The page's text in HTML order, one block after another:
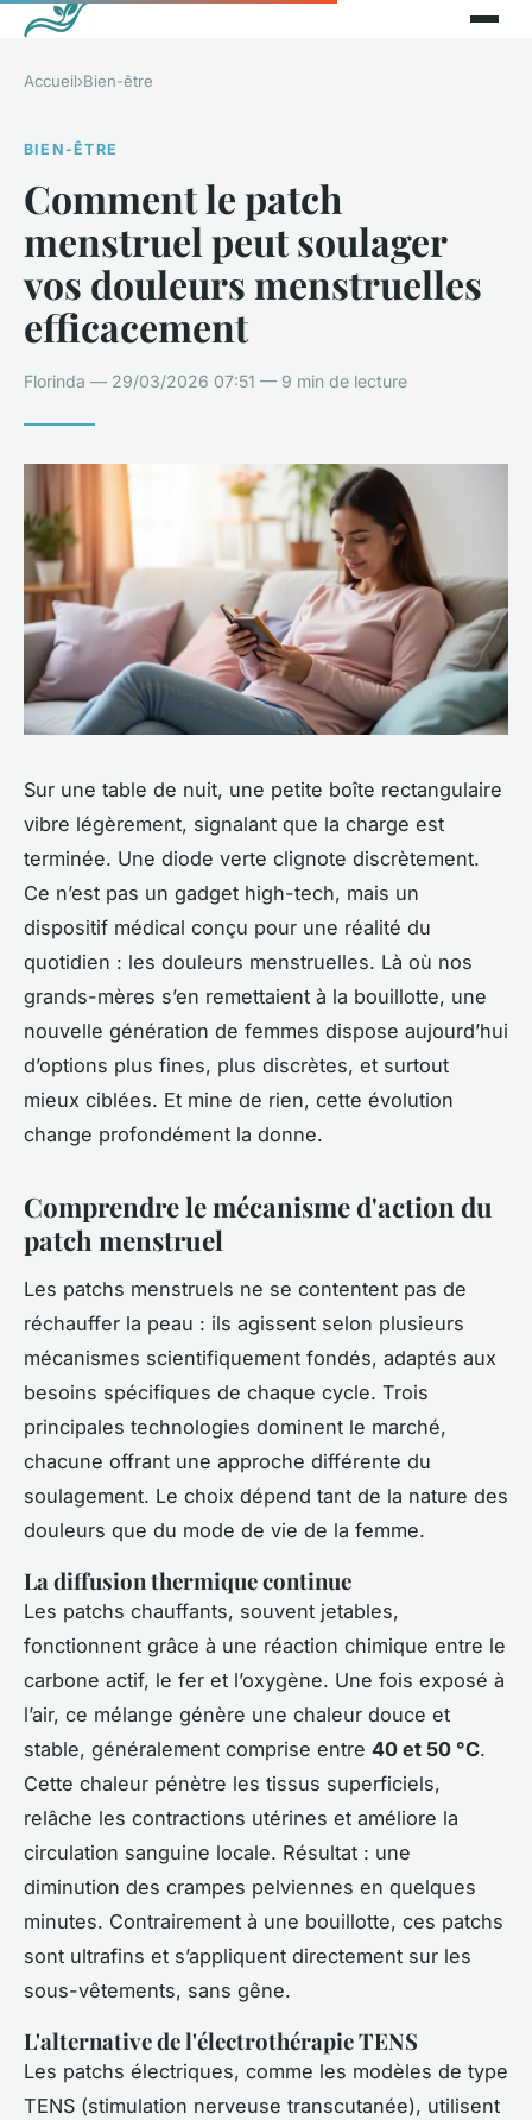
Accueil›Bien-être
BIEN-ÊTRE
Comment le patch
menstruel peut soulager
vos douleurs menstruelles
efficacement
Florinda — 29/03/2026 07:51 — 9 min de lecture
Sur une table de nuit, une petite boîte rectangulaire
vibre légèrement, signalant que la charge est
terminée. Une diode verte clignote discrètement.
Ce n’est pas un gadget high-tech, mais un
dispositif médical conçu pour une réalité du
quotidien : les douleurs menstruelles. Là où nos
grands-mères s’en remettaient à la bouillotte, une
nouvelle génération de femmes dispose aujourd’hui
d’options plus fines, plus discrètes, et surtout
mieux ciblées. Et mine de rien, cette évolution
change profondément la donne.
Comprendre le mécanisme d'action du
patch menstruel
Les patchs menstruels ne se contentent pas de
réchauffer la peau : ils agissent selon plusieurs
mécanismes scientifiquement fondés, adaptés aux
besoins spécifiques de chaque cycle. Trois
principales technologies dominent le marché,
chacune offrant une approche différente du
soulagement. Le choix dépend tant de la nature des
douleurs que du mode de vie de la femme.
La diffusion thermique continue
Les patchs chauffants, souvent jetables,
fonctionnent grâce à une réaction chimique entre le
carbone actif, le fer et l’oxygène. Une fois exposé à
l’air, ce mélange génère une chaleur douce et
stable, généralement comprise entre 40 et 50 °C.
Cette chaleur pénètre les tissus superficiels,
relâche les contractions utérines et améliore la
circulation sanguine locale. Résultat : une
diminution des crampes pelviennes en quelques
minutes. Contrairement à une bouillotte, ces patchs
sont ultrafins et s’appliquent directement sur les
sous-vêtements, sans gêne.
L'alternative de l'électrothérapie TENS
Les patchs électriques, comme les modèles de type
TENS (stimulation nerveuse transcutanée), utilisent